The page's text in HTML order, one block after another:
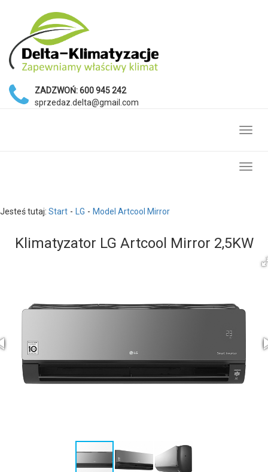
ZADZWOŃ:600 945 242
sprzedaz.delta@gmail.com
Jesteś tutaj: Start LG Model Artcool Mirror
Klimatyzator LG Artcool Mirror 2,5KW